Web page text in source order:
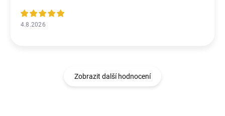
4.8.2026
Zobrazit další hodnocení